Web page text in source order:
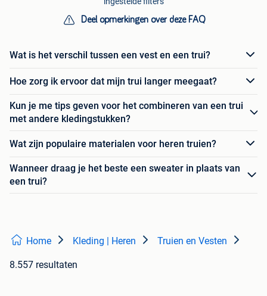
Deel opmerkingen over deze FAQ
Wat is het verschil tussen een vest en een trui?
Hoe zorg ik ervoor dat mijn trui langer meegaat?
Kun je me tips geven voor het combineren van een trui
met andere kledingstukken?
Wat zijn populaire materialen voor heren truien?
Wanneer draag je het beste een sweater in plaats van
een trui?
Home Kleding | Heren Truien en Vesten
8.557 resultaten